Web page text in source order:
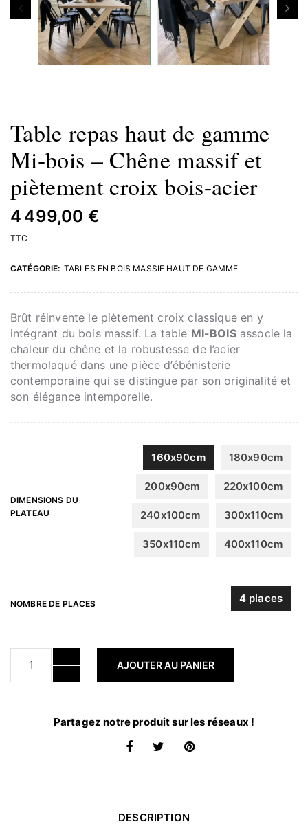
Table repas haut de gamme
Mi-bois – Chêne massif et
piètement croix bois-acier
4 499,00 €
TTC
CATÉGORIE: TABLES EN BOIS MASSIF HAUT DE GAMME
Brût réinvente le piètement croix classique en y
intégrant du bois massif. La table MI-BOISassocie la
chaleur du chêne et la robustesse de l’acier
thermolaqué dans une pièce d’ébénisterie
contemporaine qui se distingue par son originalité et
son élégance intemporelle.
DIMENSIONS DU
PLATEAU
160x90cm 180x90cm
200x90cm 220x100cm
240x100cm 300x110cm
350x110cm 400x110cm
NOMBRE DE PLACES 4 places
AJOUTER AU PANIER
Partagez notre produit sur les réseaux !
DESCRIPTION